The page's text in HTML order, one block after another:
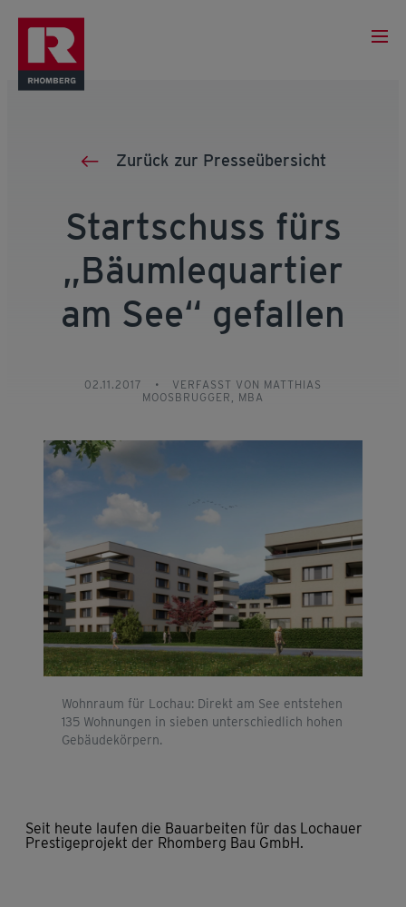
Zurück zur Presseübersicht
Startschuss fürs
„Bäumlequartier
am See“ gefallen
02.11.2017 •
VERFASST VON MATTHIAS
MOOSBRUGGER, MBA
Wohnraum für Lochau: Direkt am See entstehen
135 Wohnungen in sieben unterschiedlich hohen
Gebäudekörpern.
Seit heute laufen die Bauarbeiten für das Lochauer
Prestigeprojekt der Rhomberg Bau GmbH.